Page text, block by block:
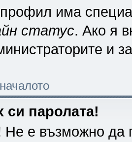
има
статус. Ако я
и
си паролата!
Не е възможно да